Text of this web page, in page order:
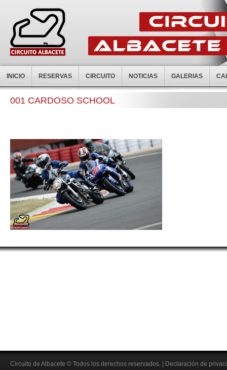
INICIO RESERVAS CIRCUITO NOTICIAS GALERIAS
001 CARDOSO SCHOOL
Circuito de Albacete © Todos los derechos reservados. Declaración de